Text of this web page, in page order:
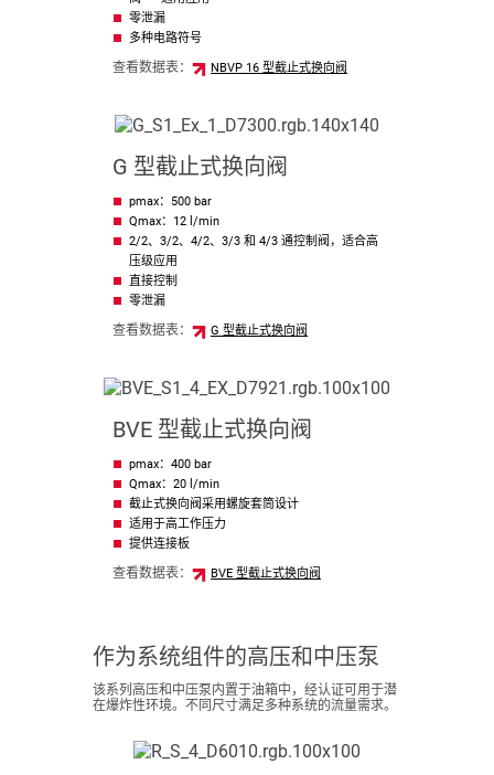
零泄漏
多种电路符号
查看数据表： NBVP 16 型截止式换向阀
G 型截止式换向阀
pmax：500 bar
Qmax：12 l/min
2/2、3/2、4/2、3/3 和 4/3 通控制阀，适合高
压级应用
直接控制
零泄漏
查看数据表： G 型截止式换向阀
BVE 型截止式换向阀
pmax：400 bar
Qmax：20 l/min
截止式换向阀采用螺旋套筒设计
适用于高工作压力
提供连接板
查看数据表： BVE 型截止式换向阀
作为系统组件的高压和中压泵
该系列高压和中压泵内置于油箱中，经认证可用于潜
在爆炸性环境。不同尺寸满足多种系统的流量需求。